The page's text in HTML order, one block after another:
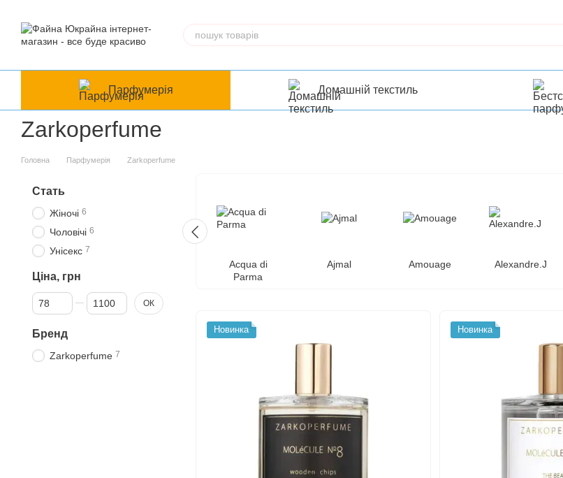
Парфумерія Домашній текстиль
Zarkoperfume
Головна Парфумерія Zarkoperfume
Acqua di
Parma
Ajmal Amouage Alexandre.J
Новинка Новинка
Стать
Жіночі 6
Чоловічі 6
Унісекс 7
Ціна, грн
Від Ціна, грн
До Ціна, грн ОК
Бренд
Zarkoperfume 7